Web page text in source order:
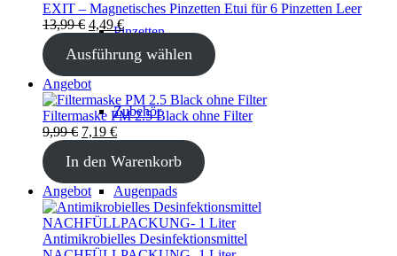
Pinzetten
Zubehör
Augenpads
EXIT – Magnetisches Pinzetten Etui für 6 Pinzetten Leer
13,99€ Ursprünglicher
war:
4,49€Aktueller
ist:
Ausführung wählen
AngebotProdukt
im
Angebot
Filtermaske PM 2.5 Black ohne Filter
9,99€ Ursprünglicher
war:
7,19 €Aktueller
ist:
In den Warenkorb
AngebotProdukt
im
Angebot
Antimikrobielles Desinfektionsmittel